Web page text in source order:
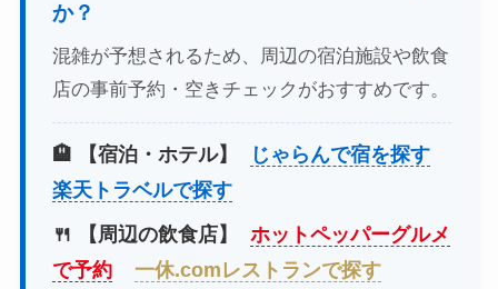
か？
混雑が予想されるため、周辺の宿泊施設や飲食
店の事前予約・空きチェックがおすすめです。
🏨 【宿泊・ホテル】
じゃらんで宿を探す
楽天トラベルで探す
🍴 【周辺の飲食店】
ホットペッパーグルメ
で予約
一休.comレストランで探す